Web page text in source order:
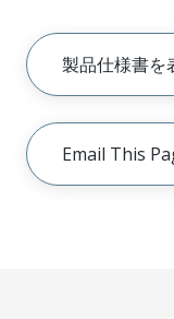
製品仕様書を
Email This